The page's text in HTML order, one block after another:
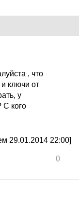
, что
и ключи от
у
С кого
29.01.2014 22:00]
0